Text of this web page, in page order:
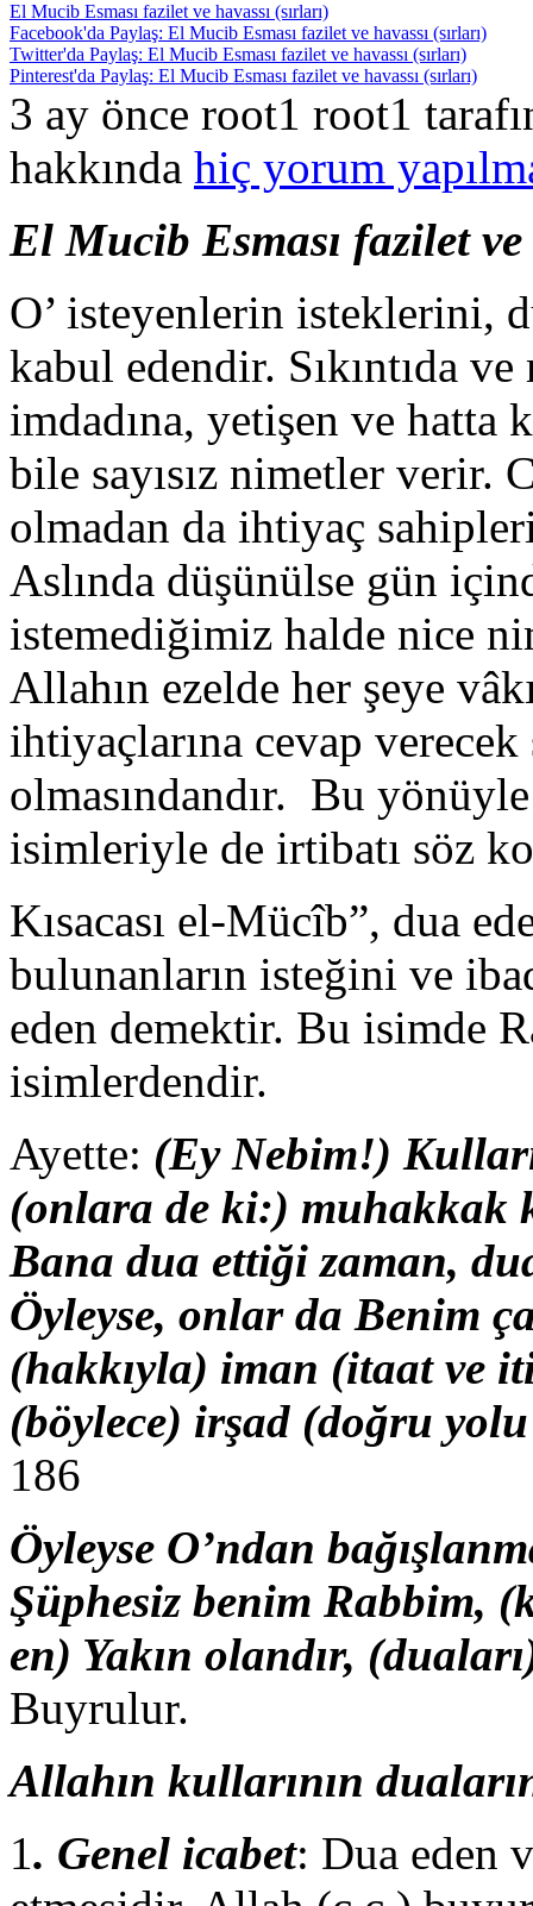
El Mucib Esması fazilet ve havassı (sırları)
Facebook'da Paylaş: El Mucib Esması fazilet ve havassı (sırları)
Twitter'da Paylaş: El Mucib Esması fazilet ve havassı (sırları)
Pinterest'da Paylaş: El Mucib Esması fazilet ve havassı (sırları)
3 ay önce root1 root1
hakkında hiç yorum
El Mucib Esması fazilet ve
O’ isteyenlerin isteklerini,
kabul edendir. Sıkıntıda
imdadına, yetişen ve hatta
bile sayısız nimetler verir.
olmadan da ihtiyaç
Aslında düşünülse gün
istemediğimiz halde nice
Allahın ezelde her şeye
ihtiyaçlarına cevap
olmasındandır. Bu
isimleriyle de irtibatı söz
Kısacası el-Mücîb”, dua
bulunanların isteğini ve
eden demektir. Bu isimde
isimlerdendir.
Ayette: (Ey Nebim!)
(onlara de ki:) muhakkak
Bana dua ettiği zaman,
Öyleyse, onlar da Benim
(hakkıyla) iman (itaat ve
(böylece) irşad (doğru
186
Öyleyse O’ndan
Şüphesiz benim Rabbim,
en) Yakın olandır,
Buyrulur.
Allahın kullarının
1. Genel icabet: Dua eden